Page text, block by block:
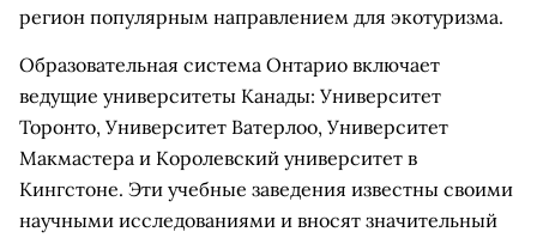
регион популярным направлением для экотуризма.
Образовательная система Онтарио включает
ведущие университеты Канады: Университет
Торонто, Университет Ватерлоо, Университет
Макмастера и Королевский университет в
Кингстоне. Эти учебные заведения известны своими
научными исследованиями и вносят значительный